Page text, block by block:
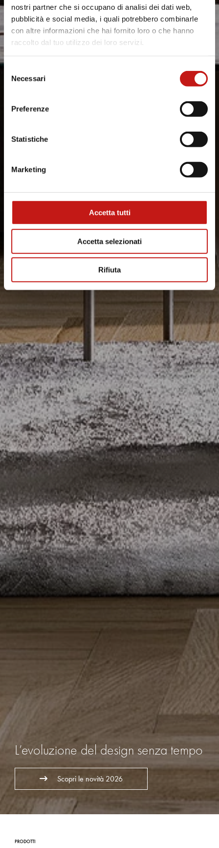
nostri partner che si occupano di analisi dei dati web,
pubblicità e social media, i quali potrebbero combinarle
con altre informazioni che hai fornito loro o che hanno
raccolto dal tuo utilizzo dei loro servizi.
delNecessari
Preferenze
Statistiche
Marketing
Accetta tutti
Accetta selezionati
Rifiuta
L’evoluzione del design senza tempo
Scopri le novità 2026
PRODOTTI